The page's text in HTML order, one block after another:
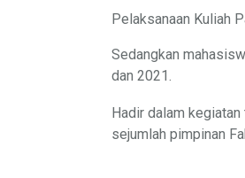
Pelaksanaan Kuliah
Sedangkan
dan 2021.
Hadir dalam
sejumlah pimpinan